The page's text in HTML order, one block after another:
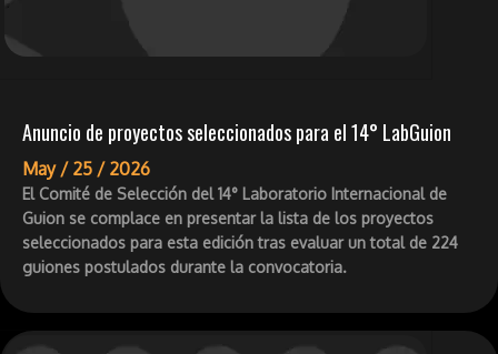
Anuncio de proyectos seleccionados para el 14° LabGuion
May / 25 / 2026
El Comité de Selección del 14° Laboratorio Internacional de
Guion se complace en presentar la lista de los proyectos
seleccionados para esta edición tras evaluar un total de 224
guiones postulados durante la convocatoria.